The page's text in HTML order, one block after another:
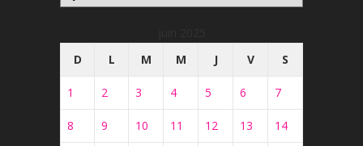
D
L M M J V S
1 2 3 4 5 6 7
8 9 10 11 12 13 14